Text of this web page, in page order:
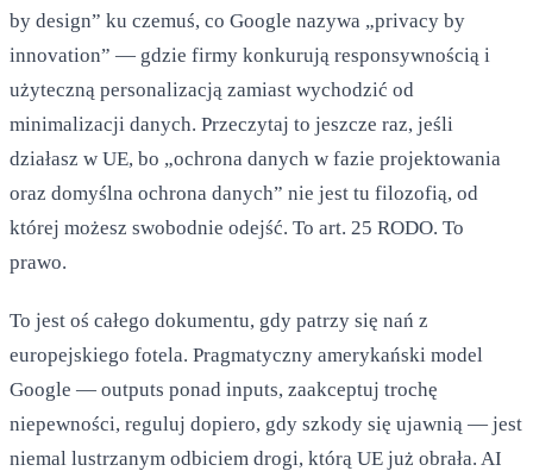
by design” ku czemuś, co Google nazywa „privacy by
innovation” — gdzie firmy konkurują responsywnością i
użyteczną personalizacją zamiast wychodzić od
minimalizacji danych. Przeczytaj to jeszcze raz, jeśli
działasz w UE, bo „ochrona danych w fazie projektowania
oraz domyślna ochrona danych” nie jest tu filozofią, od
której możesz swobodnie odejść. To art. 25 RODO. To
prawo.
To jest oś całego dokumentu, gdy patrzy się nań z
europejskiego fotela. Pragmatyczny amerykański model
Google — outputs ponad inputs, zaakceptuj trochę
niepewności, reguluj dopiero, gdy szkody się ujawnią — jest
niemal lustrzanym odbiciem drogi, którą UE już obrała. AI